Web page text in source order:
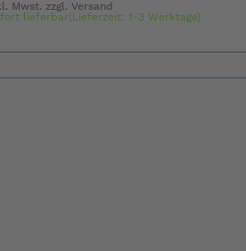
Mwst. zzgl.Versand
lieferbar(Lieferzeit: 1-3 Werktage)